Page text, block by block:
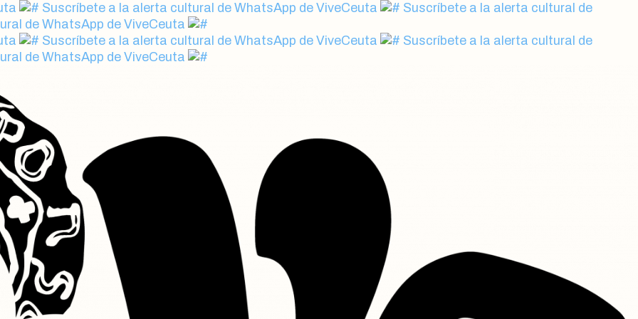
Suscríbete a la alerta cultural de WhatsApp de ViveCeuta
Suscríbete a la alerta cultural de
de WhatsApp de ViveCeuta
Suscríbete a la alerta cultural de WhatsApp de ViveCeuta
Suscríbete a la alerta cultural de
de WhatsApp de ViveCeuta